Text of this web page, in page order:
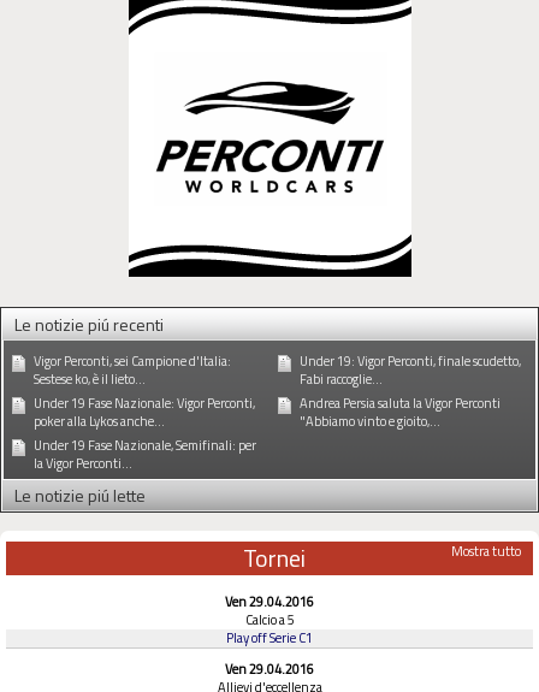
Le notizie piú recenti
Vigor Perconti, sei Campione d'Italia:
Sestese ko, è il lieto...
Under 19: Vigor Perconti, finale scudetto,
Fabi raccoglie...
Under 19 Fase Nazionale: Vigor Perconti,
poker alla Lykos anche...
Andrea Persia saluta la Vigor Perconti
"Abbiamo vinto e gioito,...
Under 19 Fase Nazionale, Semifinali: per
la Vigor Perconti...
Le notizie piú lette
Tornei Mostra tutto
Ven 29.04.2016
Calcio a 5
Play off Serie C1
Ven 29.04.2016
Allievi d'eccellenza